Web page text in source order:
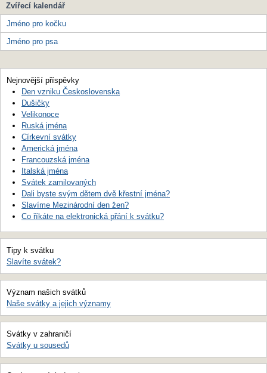
Zvířecí kalendář
Jméno pro kočku
Jméno pro psa
Nejnovější příspěvky
Den vzniku Československa
Dušičky
Velikonoce
Ruská jména
Církevní svátky
Americká jména
Francouzská jména
Italská jména
Svátek zamilovaných
Dali byste svým dětem dvě křestní jména?
Slavíme Mezinárodní den žen?
Co říkáte na elektronická přání k svátku?
Tipy k svátku
Slavíte svátek?
Význam našich svátků
Naše svátky a jejich významy
Svátky v zahraničí
Svátky u sousedů